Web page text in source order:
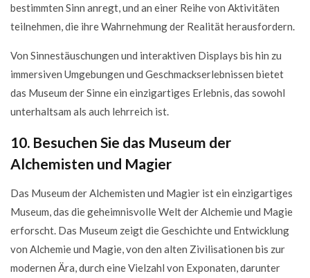
bestimmten Sinn anregt, und an einer Reihe von Aktivitäten
teilnehmen, die ihre Wahrnehmung der Realität herausfordern.
Von Sinnestäuschungen und interaktiven Displays bis hin zu
immersiven Umgebungen und Geschmackserlebnissen bietet
das Museum der Sinne ein einzigartiges Erlebnis, das sowohl
unterhaltsam als auch lehrreich ist.
10. Besuchen Sie das Museum der
Alchemisten und Magier
Das Museum der Alchemisten und Magier ist ein einzigartiges
Museum, das die geheimnisvolle Welt der Alchemie und Magie
erforscht. Das Museum zeigt die Geschichte und Entwicklung
von Alchemie und Magie, von den alten Zivilisationen bis zur
modernen Ära, durch eine Vielzahl von Exponaten, darunter